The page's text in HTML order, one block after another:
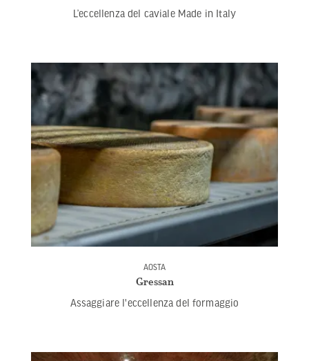
L’eccellenza del caviale Made in Italy
AOSTA
Gressan
Assaggiare l'eccellenza del formaggio